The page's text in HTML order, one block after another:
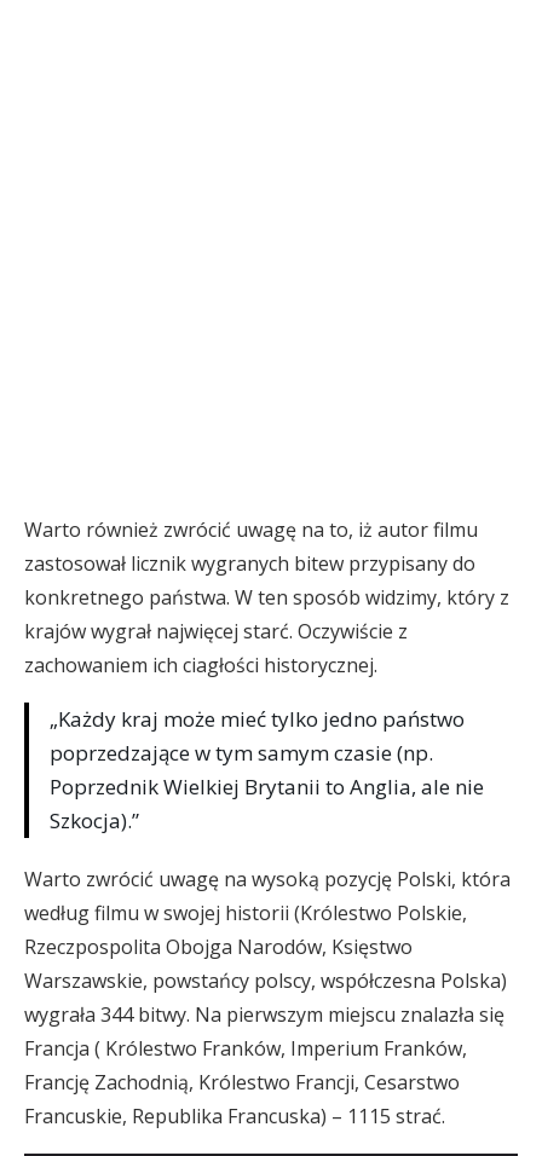
Warto również zwrócić uwagę na to, iż autor filmu
zastosował licznik wygranych bitew przypisany do
konkretnego państwa. W ten sposób widzimy, który z
krajów wygrał najwięcej starć. Oczywiście z
zachowaniem ich ciagłości historycznej.
„Każdy kraj może mieć tylko jedno państwo
poprzedzające w tym samym czasie (np.
Poprzednik Wielkiej Brytanii to Anglia, ale nie
Szkocja).”
Warto zwrócić uwagę na wysoką pozycję Polski, która
według filmu w swojej historii (Królestwo Polskie,
Rzeczpospolita Obojga Narodów, Księstwo
Warszawskie, powstańcy polscy, współczesna Polska)
wygrała 344 bitwy. Na pierwszym miejscu znalazła się
Francja ( Królestwo Franków, Imperium Franków,
Francję Zachodnią, Królestwo Francji, Cesarstwo
Francuskie, Republika Francuska) – 1115 strać.